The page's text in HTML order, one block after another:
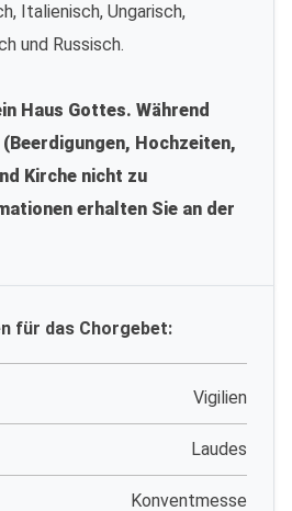
Italienisch, Ungarisch,
und Russisch.
Haus Gottes. Während
Hochzeiten,
Kirche nicht zu
erhalten Sie an der
für das Chorgebet:
Vigilien
Laudes
Konventmesse